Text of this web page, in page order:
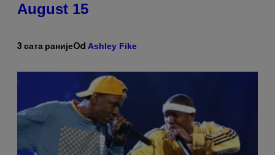
August 15
3 сата ранијеOd Ashley Fike